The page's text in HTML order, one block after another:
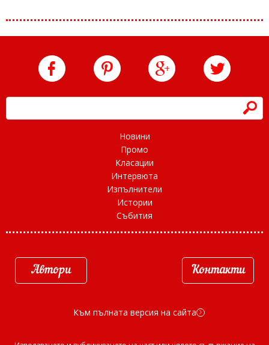
h
Новини
Промо
Класации
Интервюта
Изпълнители
Истории
Събития
Автори Контакти
Към пълната версия на сайта d